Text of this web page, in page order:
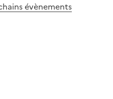
évènements